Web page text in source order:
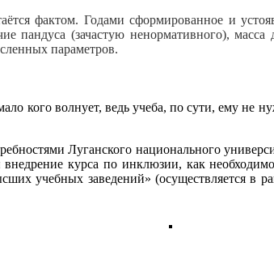
фактом. Годами сформированное и
пандуса (зачастую ненормативного),
параметров.
кого волнует, ведь учеба, по сути, ему не
Луганского национального
курса по инклюзии, как
учебных заведений» (осуществляется в